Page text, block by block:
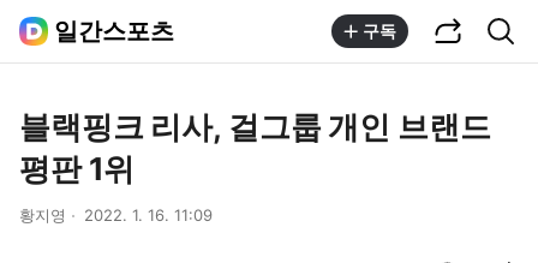
일간스포츠 구독
블랙핑크 리사, 걸그룹 개인 브랜드
평판 1위
황지영 2022. 1. 16. 11:09